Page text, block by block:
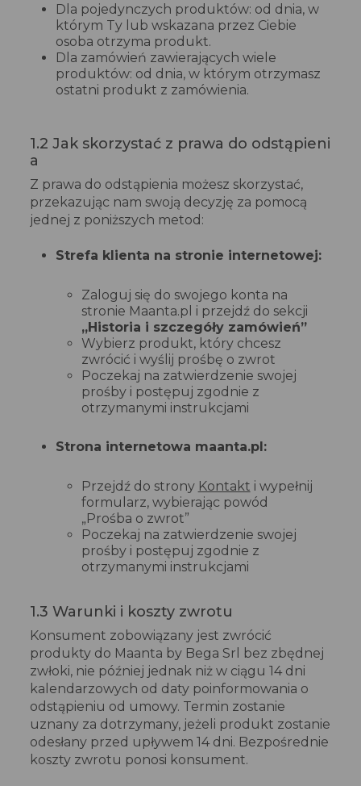
Dla pojedynczych produktów: od dnia, w
którym Ty lub wskazana przez Ciebie
osoba otrzyma produkt.
Dla zamówień zawierających wiele
produktów: od dnia, w którym otrzymasz
ostatni produkt z zamówienia.
1.2 Jak skorzystać z prawa do odstąpieni
a
Z prawa do odstąpienia możesz skorzystać,
przekazując nam swoją decyzję za pomocą
jednej z poniższych metod:
Strefa klienta na stronie internetowej:
Zaloguj się do swojego konta na
stronie Maanta.pl i przejdź do sekcji
„Historia i szczegóły zamówień”
Wybierz produkt, który chcesz
zwrócić i wyślij prośbę o zwrot
Poczekaj na zatwierdzenie swojej
prośby i postępuj zgodnie z
otrzymanymi instrukcjami
Strona internetowa maanta.pl:
Przejdź do strony Kontakt i wypełnij
formularz, wybierając powód
„Prośba o zwrot”
Poczekaj na zatwierdzenie swojej
prośby i postępuj zgodnie z
otrzymanymi instrukcjami
1.3 Warunki i koszty zwrotu
Konsument zobowiązany jest zwrócić
produkty do Maanta by Bega Srl bez zbędnej
zwłoki, nie później jednak niż w ciągu 14 dni
kalendarzowych od daty poinformowania o
odstąpieniu od umowy. Termin zostanie
uznany za dotrzymany, jeżeli produkt zostanie
odesłany przed upływem 14 dni. Bezpośrednie
koszty zwrotu ponosi konsument.